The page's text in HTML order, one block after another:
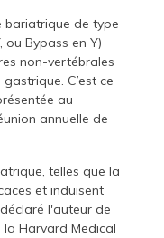
bariatrique de type
Bypass en Y)
non-vertébrales
C’est ce
au
annuelle de
telles que la
et induisent
l'auteur de
la Harvard Medical